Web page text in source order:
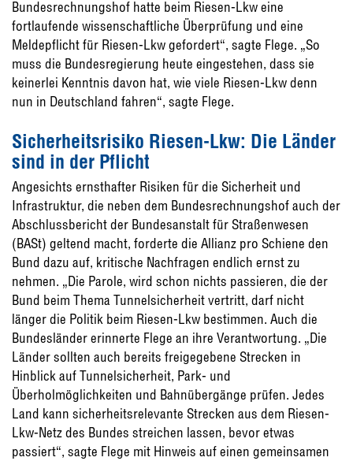
Bundesrechnungshof hatte beim Riesen-Lkw eine
fortlaufende wissenschaftliche Überprüfung und eine
Meldepflicht für Riesen-Lkw gefordert“, sagte Flege. „So
muss die Bundesregierung heute eingestehen, dass sie
keinerlei Kenntnis davon hat, wie viele Riesen-Lkw denn
nun in Deutschland fahren“, sagte Flege.
Sicherheitsrisiko Riesen-Lkw: Die Länder
sind in der Pflicht
Angesichts ernsthafter Risiken für die Sicherheit und
Infrastruktur, die neben dem Bundesrechnungshof auch der
Abschlussbericht der Bundesanstalt für Straßenwesen
(BASt) geltend macht, forderte die Allianz pro Schiene den
Bund dazu auf, kritische Nachfragen endlich ernst zu
nehmen. „Die Parole, wird schon nichts passieren, die der
Bund beim Thema Tunnelsicherheit vertritt, darf nicht
länger die Politik beim Riesen-Lkw bestimmen. Auch die
Bundesländer erinnerte Flege an ihre Verantwortung. „Die
Länder sollten auch bereits freigegebene Strecken in
Hinblick auf Tunnelsicherheit, Park- und
Überholmöglichkeiten und Bahnübergänge prüfen. Jedes
Land kann sicherheitsrelevante Strecken aus dem Riesen-
Lkw-Netz des Bundes streichen lassen, bevor etwas
passiert“, sagte Flege mit Hinweis auf einen gemeinsamen